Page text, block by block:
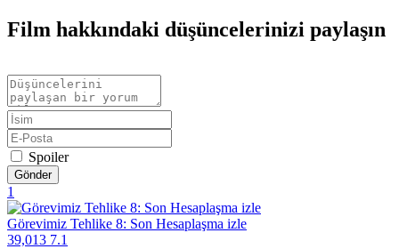
Film hakkındaki düşüncelerinizi paylaşın
Spoiler
Gönder
1
Görevimiz Tehlike 8: Son Hesaplaşma izle
39,013 7.1